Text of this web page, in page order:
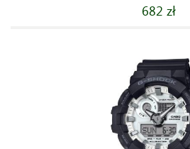
682 zł